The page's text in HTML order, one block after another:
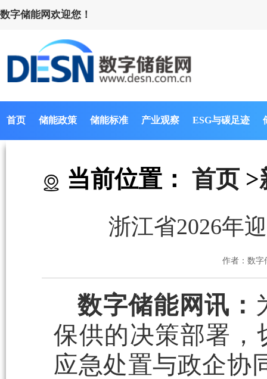
数字储能网欢迎您！
首页 储能政策 储能标准 产业观察 ESG与碳足迹
当前位置： 首页 >
浙江省2026年
作者：数字
数字储能网讯：
保供的决策部署，
应急处置与政企协